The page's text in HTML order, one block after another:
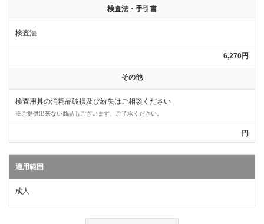
検査法・手引書
検査法
6,270円
その他
検査用具の消耗品破損及び紛失はご相談ください
※ご提供出来ない商品もございます、ご了承ください。
円
適用範囲
成人